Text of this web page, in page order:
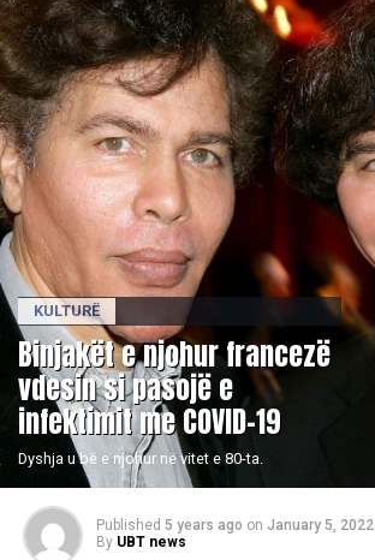
KULTURË
Binjakët e njohur francezë
vdesin si pasojë e
infektimit me COVID-19
Dyshja u bë e njohur në vitet e 80-ta.
Published 5 years ago on January 5, 2022
By UBT news